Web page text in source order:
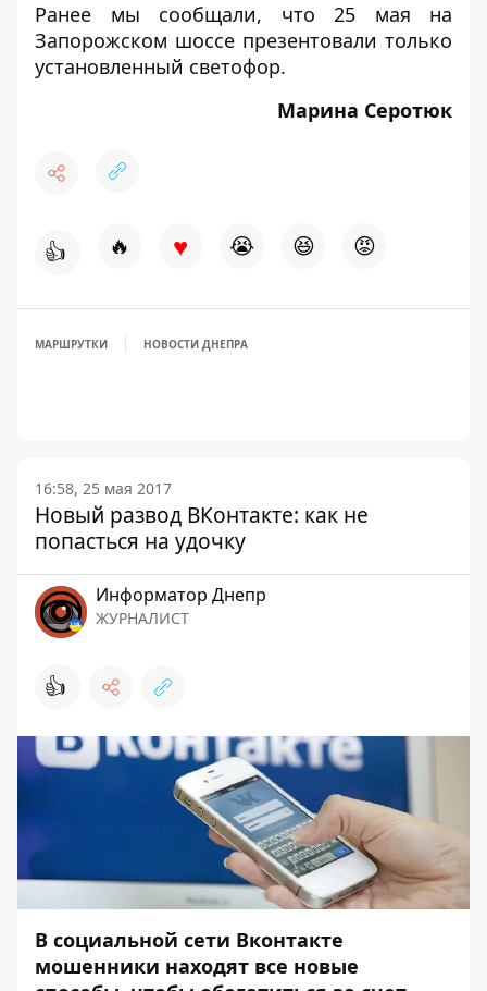
Ранее мы сообщали, что 25 мая на
Запорожском шоссе презентовали только
установленный светофор.
Марина Серотюк
👍 🔥 ♥ 😭 😆 😡
МАРШРУТКИ НОВОСТИ ДНЕПРА
16:58, 25 мая 2017
Новый развод ВКонтакте: как не
попасться на удочку
Информатор Днепр
ЖУРНАЛИСТ
👍
В социальной сети Вконтакте
мошенники находят все новые